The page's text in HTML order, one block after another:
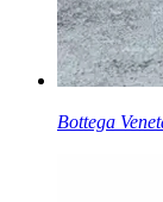
Bottega